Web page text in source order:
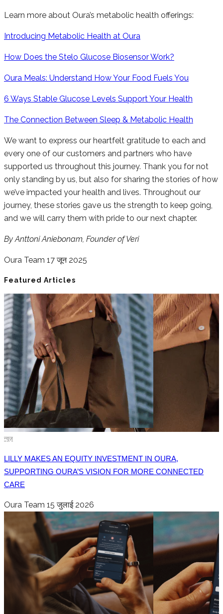
Learn more about Oura’s metabolic health offerings:
Introducing Metabolic Health at Oura
How Does the Stelo Glucose Biosensor Work?
Oura Meals: Understand How Your Food Fuels You
6 Ways Stable Glucose Levels Support Your Health
The Connection Between Sleep & Metabolic Health
We want to express our heartfelt gratitude to each and
every one of our customers and partners who have
supported us throughout this journey. Thank you for not
only standing by us, but also for sharing the stories of how
we’ve impacted your health and lives. Throughout our
journey, these stories gave us the strength to keep going,
and we will carry them with pride to our next chapter.
By Anttoni Aniebonam, Founder of Veri
Oura Team 17 जून 2025
Featured Articles
न्यूज़
LILLY MAKES AN EQUITY INVESTMENT IN OURA,
SUPPORTING OURA’S VISION FOR MORE CONNECTED
CARE
Oura Team 15 जुलाई 2026